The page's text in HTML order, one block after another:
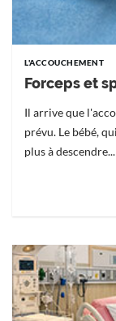
L'ACCOUCHEMENT
Forceps et
Il arrive que
prévu. Le bébé,
plus à descendre...